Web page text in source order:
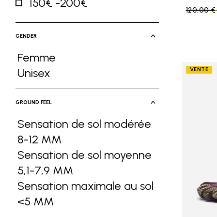
GENDER
Femme
Affiner par Gender: Femme
Unisex
Affiner par Gender: Unisex
GROUND FEEL
Sensation de sol modérée
8-12 MM
Sensation de sol moyenne
5,1-7,9 MM Affiner par Ground Feel:
Sensation maximale au sol
<5 MM Affiner par Ground Feel:
Price
120,00 €
VENTE